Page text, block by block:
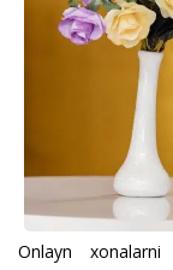
Onlayn